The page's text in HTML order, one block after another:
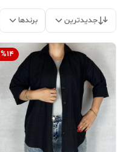
جدیدترین برندها
%14